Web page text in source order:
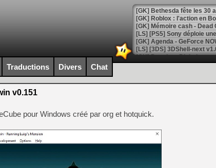
[GK] Bethesda fête les 30
[GK] Roblox : l'action en
[GK] Agenda - GeForce
[GK] Devolver Digital en a
[LS] [PS5] ps5-y2jb-
[GK] Pourquoi Marvel
[GK] Test : Restory : Chill
[GK] GTA 6 : Rockstar
[GK] Hot Wheels Infinite
[GK] Mémoire cash -
[GK] Résultats Nintendo :
[GK] Déjà des
[GK] Minecraft et ses «
Traductions Divers Chat
v0.151
pour Windows créé par org et hotquick.